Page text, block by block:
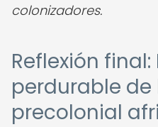
colonizadores.
Reflexión
perdurable
precolonial